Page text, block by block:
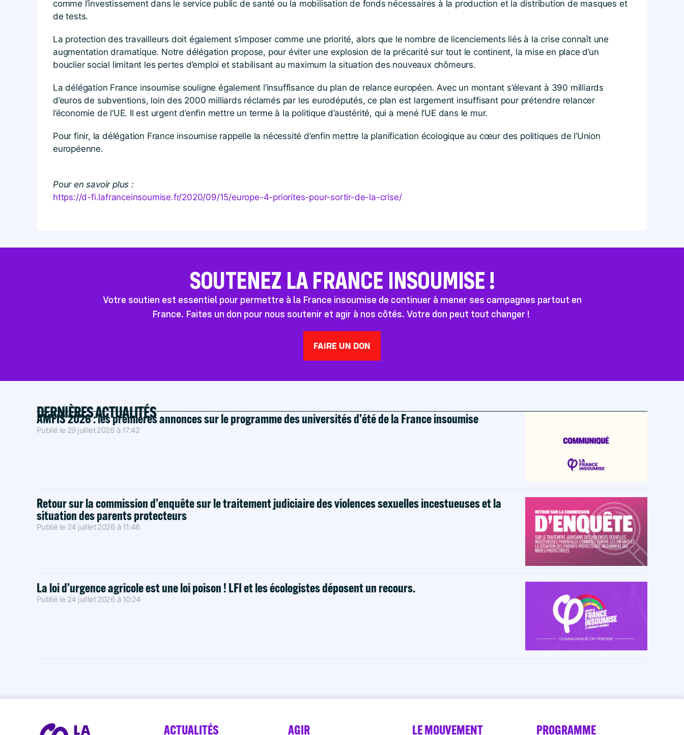
comme l’investissement dans le service public de santé ou la mobilisation de fonds nécessaires à la production et la distribution de masques et
de tests.
La protection des travailleurs doit également s’imposer comme une priorité, alors que le nombre de licenciements liés à la crise connaît une
augmentation dramatique. Notre délégation propose, pour éviter une explosion de la précarité sur tout le continent, la mise en place d’un
bouclier social limitant les pertes d’emploi et stabilisant au maximum la situation des nouveaux chômeurs.
La délégation France insoumise souligne également l’insuffisance du plan de relance européen. Avec un montant s’élevant à 390 milliards
d’euros de subventions, loin des 2000 milliards réclamés par les eurodéputés, ce plan est largement insuffisant pour prétendre relancer
l’économie de l’UE. Il est urgent d’enfin mettre un terme à la politique d’austérité, qui a mené l’UE dans le mur.
Pour finir, la délégation France insoumise rappelle la nécessité d’enfin mettre la planification écologique au cœur des politiques de l’Union
européenne.
Pour en savoir plus :
https://​d​-fi​.lafranceinsoumise​.fr/​2​0​2​0​/​0​9​/​1​5​/​e​u​r​o​p​e​-​4​-​p​r​i​o​r​i​t​e​s​-​p​o​u​r​-​s​o​r​t​i​r​-​d​e​-​l​a​-​c​r​i​se/
SOUTENEZ LA FRANCE INSOUMISE !
Votre soutien est essentiel pour permettre à la France insoumise de continuer à mener ses campagnes partout en
France. Faites un don pour nous soutenir et agir à nos côtés. Votre don peut tout changer !
FAIRE UN DON
DERNIÈRES ACTUALITÉS
AMFIS 2026 : les premières annonces sur le programme des universités d’été de la France insoumise
Publié le 29 juillet 2026 à 17:42
Retour sur la commission d’enquête sur le traitement judiciaire des violences sexuelles incestueuses et la
situation des parents protecteurs
Publié le 24 juillet 2026 à 11:46
La loi d’urgence agricole est une loi poison ! LFI et les écologistes déposent un recours.
Publié le 24 juillet 2026 à 10:24
ACTUALITÉS AGIR LE MOUVEMENT PROGRAMME